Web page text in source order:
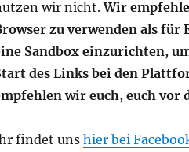
wir nicht.Wir
zu verwenden als
Sandbox einzurichten,
des Links bei den
wir euch, euch vor
findet uns hier bei